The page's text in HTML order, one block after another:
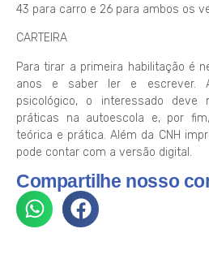
43 para carro e 26 para ambos os
CARTEIRA
Para tirar a primeira habilitação é
anos e saber ler e escrever.
psicológico, o interessado deve
práticas na autoescola e, por
teórica e prática. Além da CNH
pode contar com a versão digital.
Compartilhe nosso